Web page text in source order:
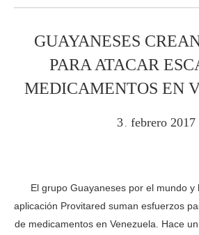
GUAYANESES
PARA ATACAR
MEDICAMENTOS EN
3 . febrero 2017
El grupo Guayaneses por el mundo y
aplicación Provitared suman esfuerzos
de medicamentos en Venezuela. Hace